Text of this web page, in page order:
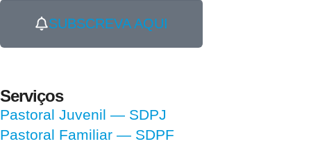
SUBSCREVA AQUI
Serviços
Pastoral Juvenil — SDPJ
Pastoral Familiar — SDPF